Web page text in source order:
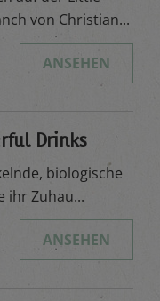
von Christian...
ANSEHEN
Drinks
biologische
ihr Zuhau...
ANSEHEN